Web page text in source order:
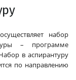
набор
– программе
в аспирантуру
по направлению